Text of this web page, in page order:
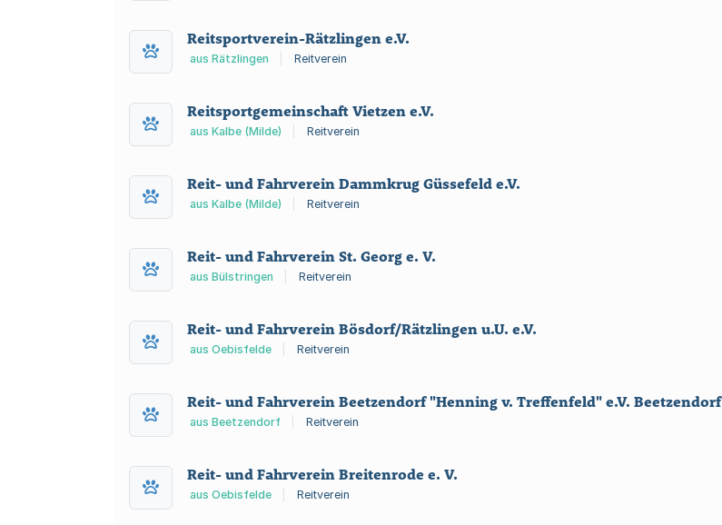
Reitsportverein-Rätzlingen e.V.
aus Rätzlingen Reitverein
Reitsportgemeinschaft Vietzen e.V.
aus Kalbe (Milde) Reitverein
Reit- und Fahrverein Dammkrug Güssefeld e.V.
aus Kalbe (Milde) Reitverein
Reit- und Fahrverein St. Georg e. V.
aus Bülstringen Reitverein
Reit- und Fahrverein Bösdorf/Rätzlingen u.U. e.V.
aus Oebisfelde Reitverein
Reit- und Fahrverein Beetzendorf "Henning v. Treffenfeld" e.V. Beetzendorf
aus Beetzendorf Reitverein
Reit- und Fahrverein Breitenrode e. V.
aus Oebisfelde Reitverein